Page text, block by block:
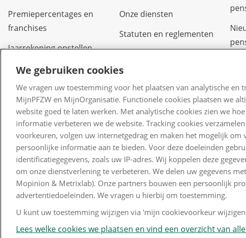
Premiepercentages en
franchises
Jaarrekening opstellen
Onze diensten
Statuten en reglementen
Disclaimer en
We gebruiken cookies
We vragen uw toestemming voor het plaatsen van analytische en
MijnPFZW en MijnOrganisatie. Functionele cookies plaatsen we
website goed te laten werken. Met analytische cookies zien we
informatie verbeteren we de website. Tracking cookies
voorkeuren, volgen uw internetgedrag en maken het mogelijk om
persoonlijke informatie aan te bieden. Voor deze doeleinden
identificatiegegevens, zoals uw IP-adres. Wij koppelen deze
om onze dienstverlening te verbeteren. We delen uw gegevens
Mopinion & Metrixlab). Onze partners bouwen een persoonlijk
advertentiedoeleinden. We vragen u hierbij om toestemming.
U kunt uw toestemming wijzigen via 'mijn cookievoorkeur
Lees welke cookies we plaatsen en vind een overzicht van